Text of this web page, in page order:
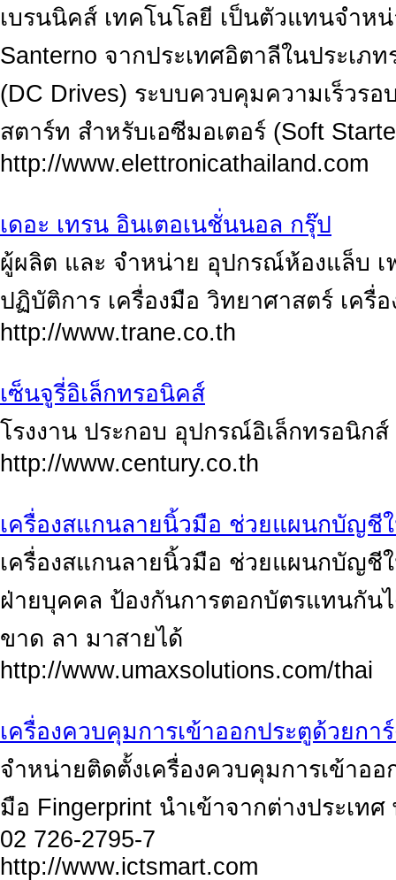
เบรนนิคส์ เทคโนโลยี เป็นตัวแทนจำ
Santerno จากประเทศอิตาลีในประเภ
(DC Drives) ระบบควบคุมความเร็วร
สตาร์ท สำหรับเอซีมอเตอร์ (Soft
http://www.elettronicathailand.com
เดอะ เทรน อินเตอเนชั่นนอล กรุ๊ป
ผู้ผลิต และ จำหน่าย อุปกรณ์ห้องแล็บ เ
ปฏิบัติการ เครื่องมือ วิทยาศาสตร์ เครื่
http://www.trane.co.th
เซ็นจูรี่อิเล็กทรอนิคส์
โรงงาน ประกอบ อุปกรณ์อิเล็กทรอนิก
http://www.century.co.th
เครื่องสแกนลายนิ้วมือ ช่วยแผนกบัญชี
เครื่องสแกนลายนิ้วมือ ช่วยแผนกบัญ
ฝ่ายบุคคล ป้องกันการตอกบัตรแทนกัน
ขาด ลา มาสายได้
http://www.umaxsolutions.com/thai
เครื่องควบคุมการเข้าออกประตูด้วยกา
จำหน่ายติดตั้งเครื่องควบคุมการเข้าอ
มือ Fingerprint นำเข้าจากต่างประเท
02 726-2795-7
http://www.ictsmart.com